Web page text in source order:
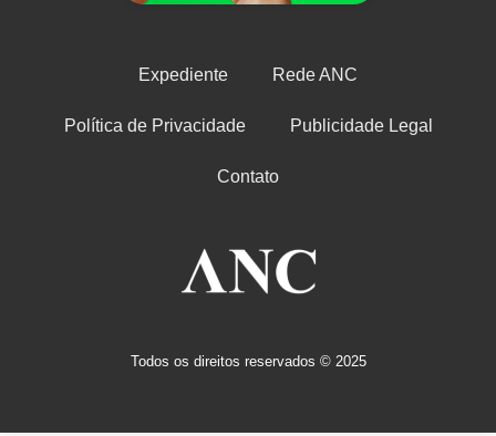
Expediente Rede ANC
Política de Privacidade Publicidade Legal
Contato
Todos os direitos reservados © 2025